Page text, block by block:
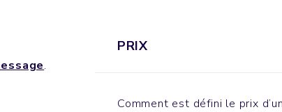
.
PRIX
Comment est défini le prix